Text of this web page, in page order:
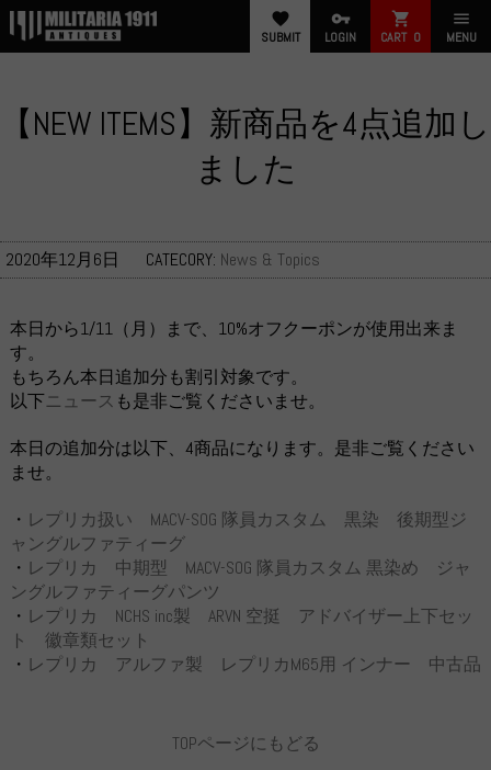
favorite
SUBMIT
vpn_key
LOGIN
shopping_cart
CART 0
menu
MENU
【NEW ITEMS】新商品を4点追加し
ました
2020年12月6日 CATECORY: News & Topics
本日から1/11（月）まで、10%オフクーポンが使用出来ま
す。
もちろん本日追加分も割引対象です。
以下ニュース も是非ご覧くださいませ。
本日の追加分は以下、4商品になります。是非ご覧ください
ませ。
・ レプリカ扱い MACV-SOG 隊員カスタム 黒染 後期型ジ
ャングルファティーグ
・ レプリカ 中期型 MACV-SOG 隊員カスタム 黒染め ジャ
ングルファティーグパンツ
・ レプリカ NCHS inc製 ARVN 空挺 アドバイザー上下セッ
ト 徽章類セット
・ レプリカ アルファ製 レプリカM65用 インナー 中古品
TOPページにもどる